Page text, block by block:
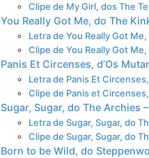
Clipe de My Girl, dos The
You Really Got Me, do The
Letra de You Really Got
Clipe de You Really Got
Panis Et Circenses, d’Os
Letra de Panis Et
Clipe de Panis et
Sugar, Sugar, do The Archies
Letra de Sugar, Sugar, do
Clipe de Sugar, Sugar, do
Born to be Wild, do